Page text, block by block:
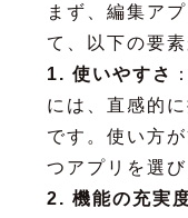
まず、編集ア
て、以下の要
1. 使いやすさ
には、直感的
です。使い方
つアプリを選び
2. 機能の充実